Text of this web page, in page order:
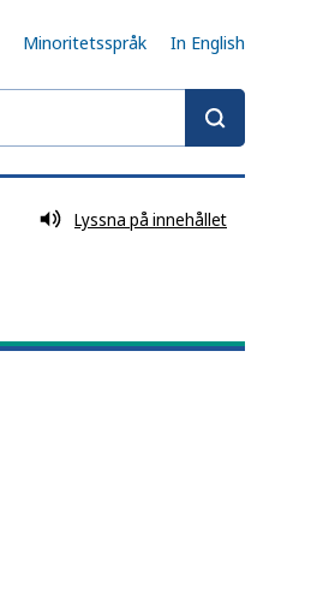
Minoritetsspråk In English
Lyssna på innehållet